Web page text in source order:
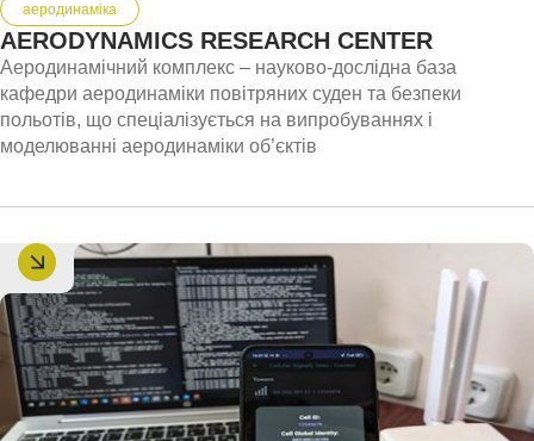
аеродинаміка
AERODYNAMICS RESEARCH CENTER
Аеродинамічний комплекс – науково-дослідна база
кафедри аеродинаміки повітряних суден та безпеки
польотів, що спеціалізується на випробуваннях і
моделюванні аеродинаміки об’єктів